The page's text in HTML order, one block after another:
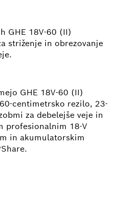
GHE 18V-60 (II)
striženje in obrezovanje
GHE 18V-60 (II)
centimetrsko rezilo, 23-
za debelejše veje in
profesionalnim 18-V
in akumulatorskim